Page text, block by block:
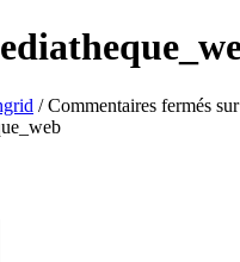
/Commentaires fermés sur